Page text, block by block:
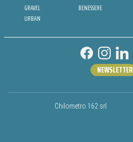
GRAVEL
URBAN
BENESSERE
Chilometro 162 srl
NEWSLETTER